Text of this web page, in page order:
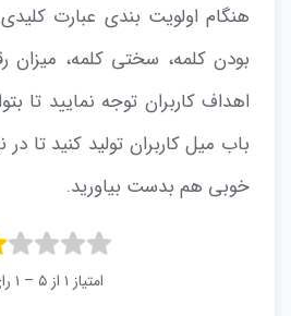
هنگام اولویت بندی عبارت
بودن کلمه، سختی کلمه،
اهداف کاربران توجه نمایید تا
باب میل کاربران تولید کنید تا
خوبی هم بدست بیاورید.
امتیاز ۱ از ۵ – ۱ رای